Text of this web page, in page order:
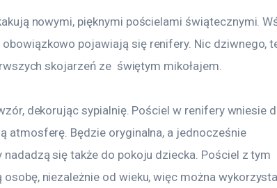
nowymi, pięknymi pościelami świątecznymi.
pojawiają się renifery. Nic dziwnego,
skojarzeń ze  świętym mikołajem.
dekorując sypialnię. Pościel w renifery wniesie
atmosferę. Będzie oryginalna, a jednocześnie
się także do pokoju dziecka. Pościel z tym
niezależnie od wieku, więc można